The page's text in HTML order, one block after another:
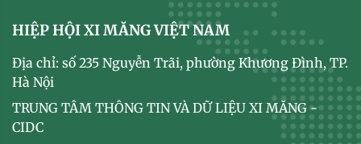
HIỆP HỘI XI MĂNG VIỆT NAM
Địa chỉ: số 235 Nguyễn Trãi, phường Khương Đình, TP.
Hà Nội
TRUNG TÂM THÔNG TIN VÀ DỮ LIỆU XI MĂNG -
CIDC